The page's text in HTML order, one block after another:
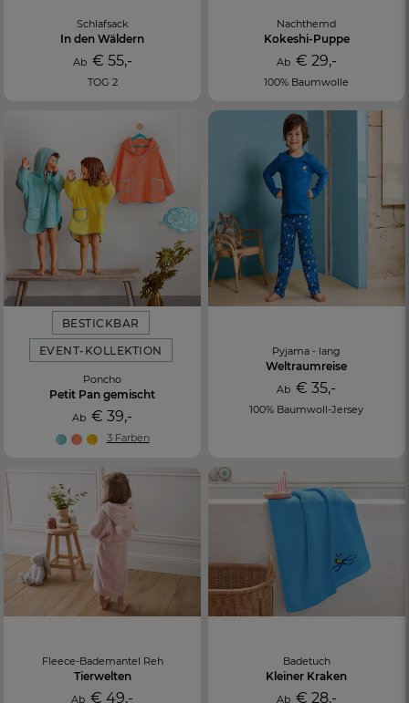
Schlafsack
In den Wäldern
Ab € 55,-
TOG 2
Nachthemd
Kokeshi-Puppe
Ab € 29,-
100% Baumwolle
BESTICKBAR
EVENT-KOLLEKTION
Poncho
Petit Pan gemischt
Ab€ 39,-
3 Farben
Pyjama - lang
Weltraumreise
Ab€ 35,-
100% Baumwoll-Jersey
Fleece-Bademantel Reh
Tierwelten
Ab€ 49,-
Badetuch
Kleiner Kraken
Ab € 28,-